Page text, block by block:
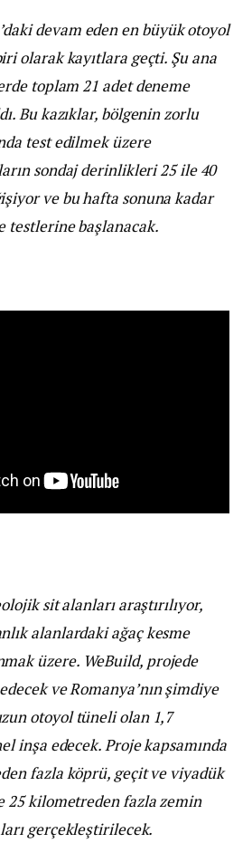
devam eden en büyük otoyol
olarak kayıtlara geçti. Şu ana
toplam 21 adet deneme
Bu kazıklar, bölgenin zorlu
test edilmek üzere
sondaj derinlikleri 25 ile 40
ve bu hafta sonuna kadar
testlerine başlanacak.
sit alanları araştırılıyor,
alanlardaki ağaç kesme
üzere. WeBuild, projede
ve Romanya’nın şimdiye
otoyol tüneli olan 1,7
inşa edecek. Proje kapsamında
fazla köprü, geçit ve viyadük
25 kilometreden fazla zemin
gerçekleştirilecek.